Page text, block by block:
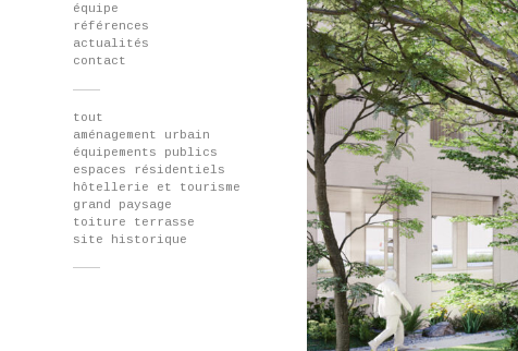
content
équipe
références
actualités
contact
tout
aménagement urbain
équipements publics
espaces résidentiels
hôtellerie et tourisme
grand paysage
toiture terrasse
site historique